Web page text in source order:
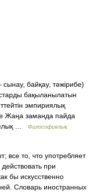
байқау, тәжірибе)
бақыланылатын
эмпириялық
Жаңа заманда пайда
…
Философиялық
все то, что употребляет
при
бы искусственно
Словарь иностранных